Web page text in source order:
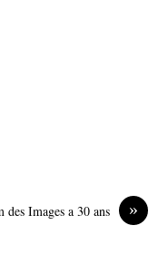
»
des Images a 30 ans